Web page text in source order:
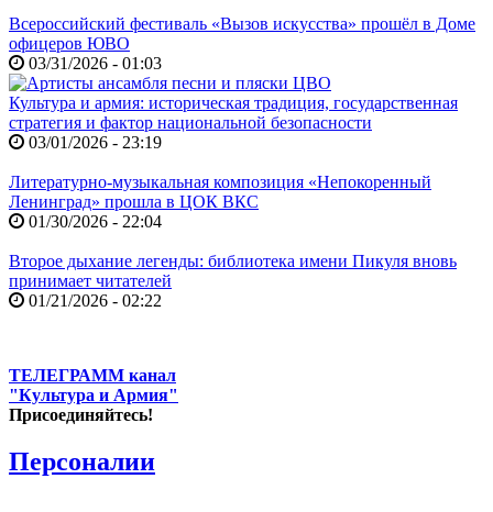
Всероссийский фестиваль «Вызов искусства» прошёл в Доме
офицеров ЮВО
03/31/2026 - 01:03
Культура и армия: историческая традиция, государственная
стратегия и фактор национальной безопасности
03/01/2026 - 23:19
Литературно-музыкальная композиция «Непокоренный
Ленинград» прошла в ЦОК ВКС
01/30/2026 - 22:04
Второе дыхание легенды: библиотека имени Пикуля вновь
принимает читателей
01/21/2026 - 02:22
ТЕЛЕГРАММ канал
"Культура и Армия"
Присоединяйтесь!
Персоналии